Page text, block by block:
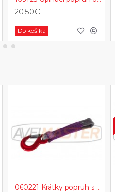
20,50€
Do košíka
060221 Krátky popruh s hákom k navijáku 330mm 1,2T (adaptér hákovy)